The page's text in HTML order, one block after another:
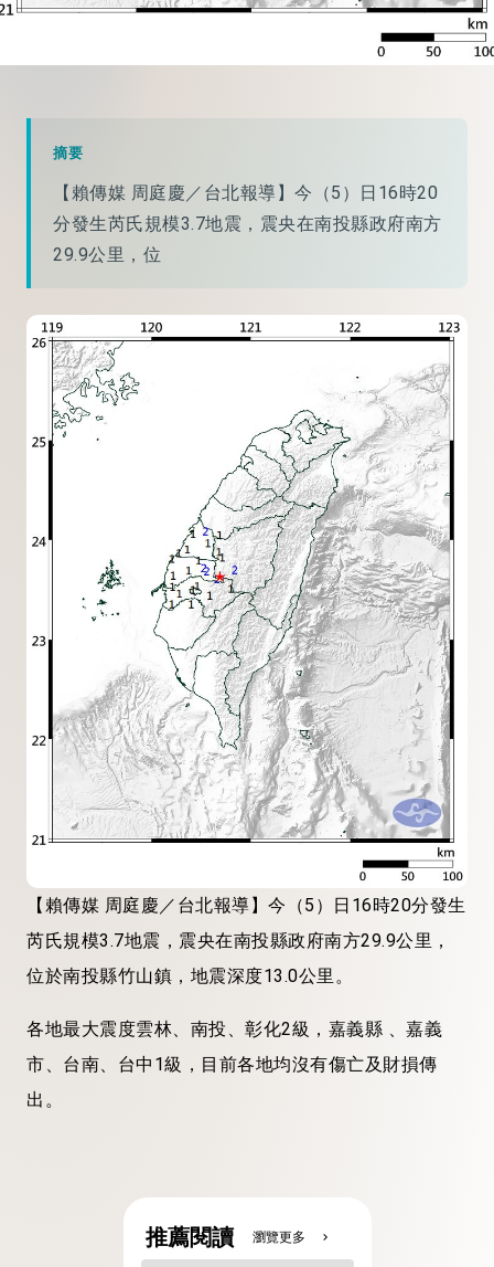
摘要
【賴傳媒 周庭慶／台北報導】今（5）日16時20
分發生芮氏規模3.7地震，震央在南投縣政府南方
29.9公里，位
【賴傳媒 周庭慶／台北報導】今（5）日16時20分發生
芮氏規模3.7地震，震央在南投縣政府南方29.9公里，
位於南投縣竹山鎮，地震深度13.0公里。
各地最大震度雲林、南投、彰化2級，嘉義縣 、嘉義
市、台南、台中1級，目前各地均沒有傷亡及財損傳
出。
推薦閱讀 瀏覽更多 chevron_right